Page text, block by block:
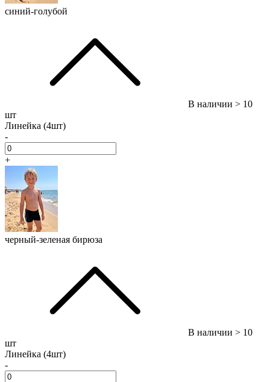
синий-голубой
В наличии > 10
шт
Линейка (4шт)
-
+
черный-зеленая бирюза
В наличии > 10
шт
Линейка (4шт)
-